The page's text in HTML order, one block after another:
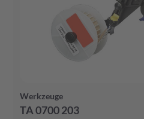
Werkzeuge
TA 0700 203